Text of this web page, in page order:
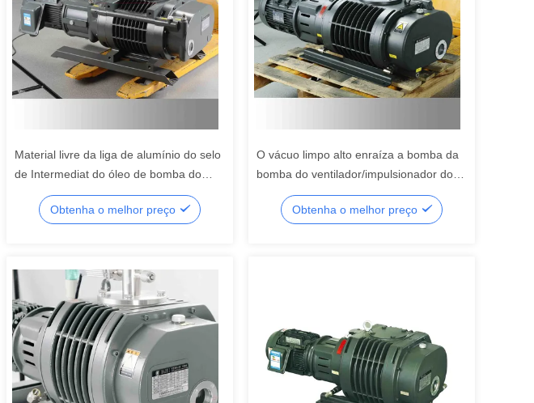
Material livre da liga de alumínio do selo
de Intermediat do óleo de bomba do
vácuo de raizes de BSJ600L 7.5KW
Obtenha o melhor preço
O vácuo limpo alto enraíza a bomba da
bomba do ventilador/impulsionador do
vácuo o ³ /H de 1000 M
Obtenha o melhor preço